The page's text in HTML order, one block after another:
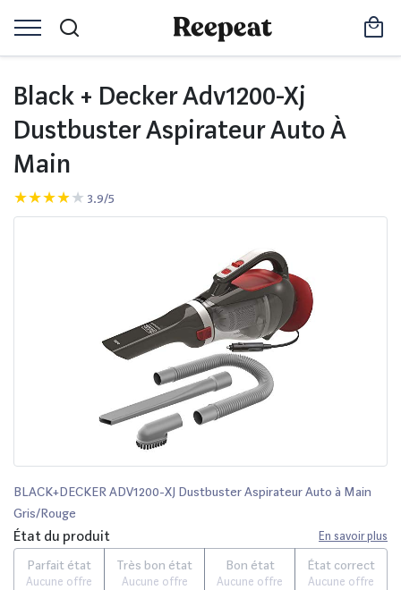
Black + Decker Adv1200-Xj
Dustbuster Aspirateur Auto À
Main
3.9/5
BLACK+DECKER ADV1200-XJ Dustbuster Aspirateur Auto à Main
Gris/Rouge
État du produit En savoir plus
Parfait état
Aucune offre
Très bon état
Aucune offre
Bon état
Aucune offre
État correct
Aucune offre